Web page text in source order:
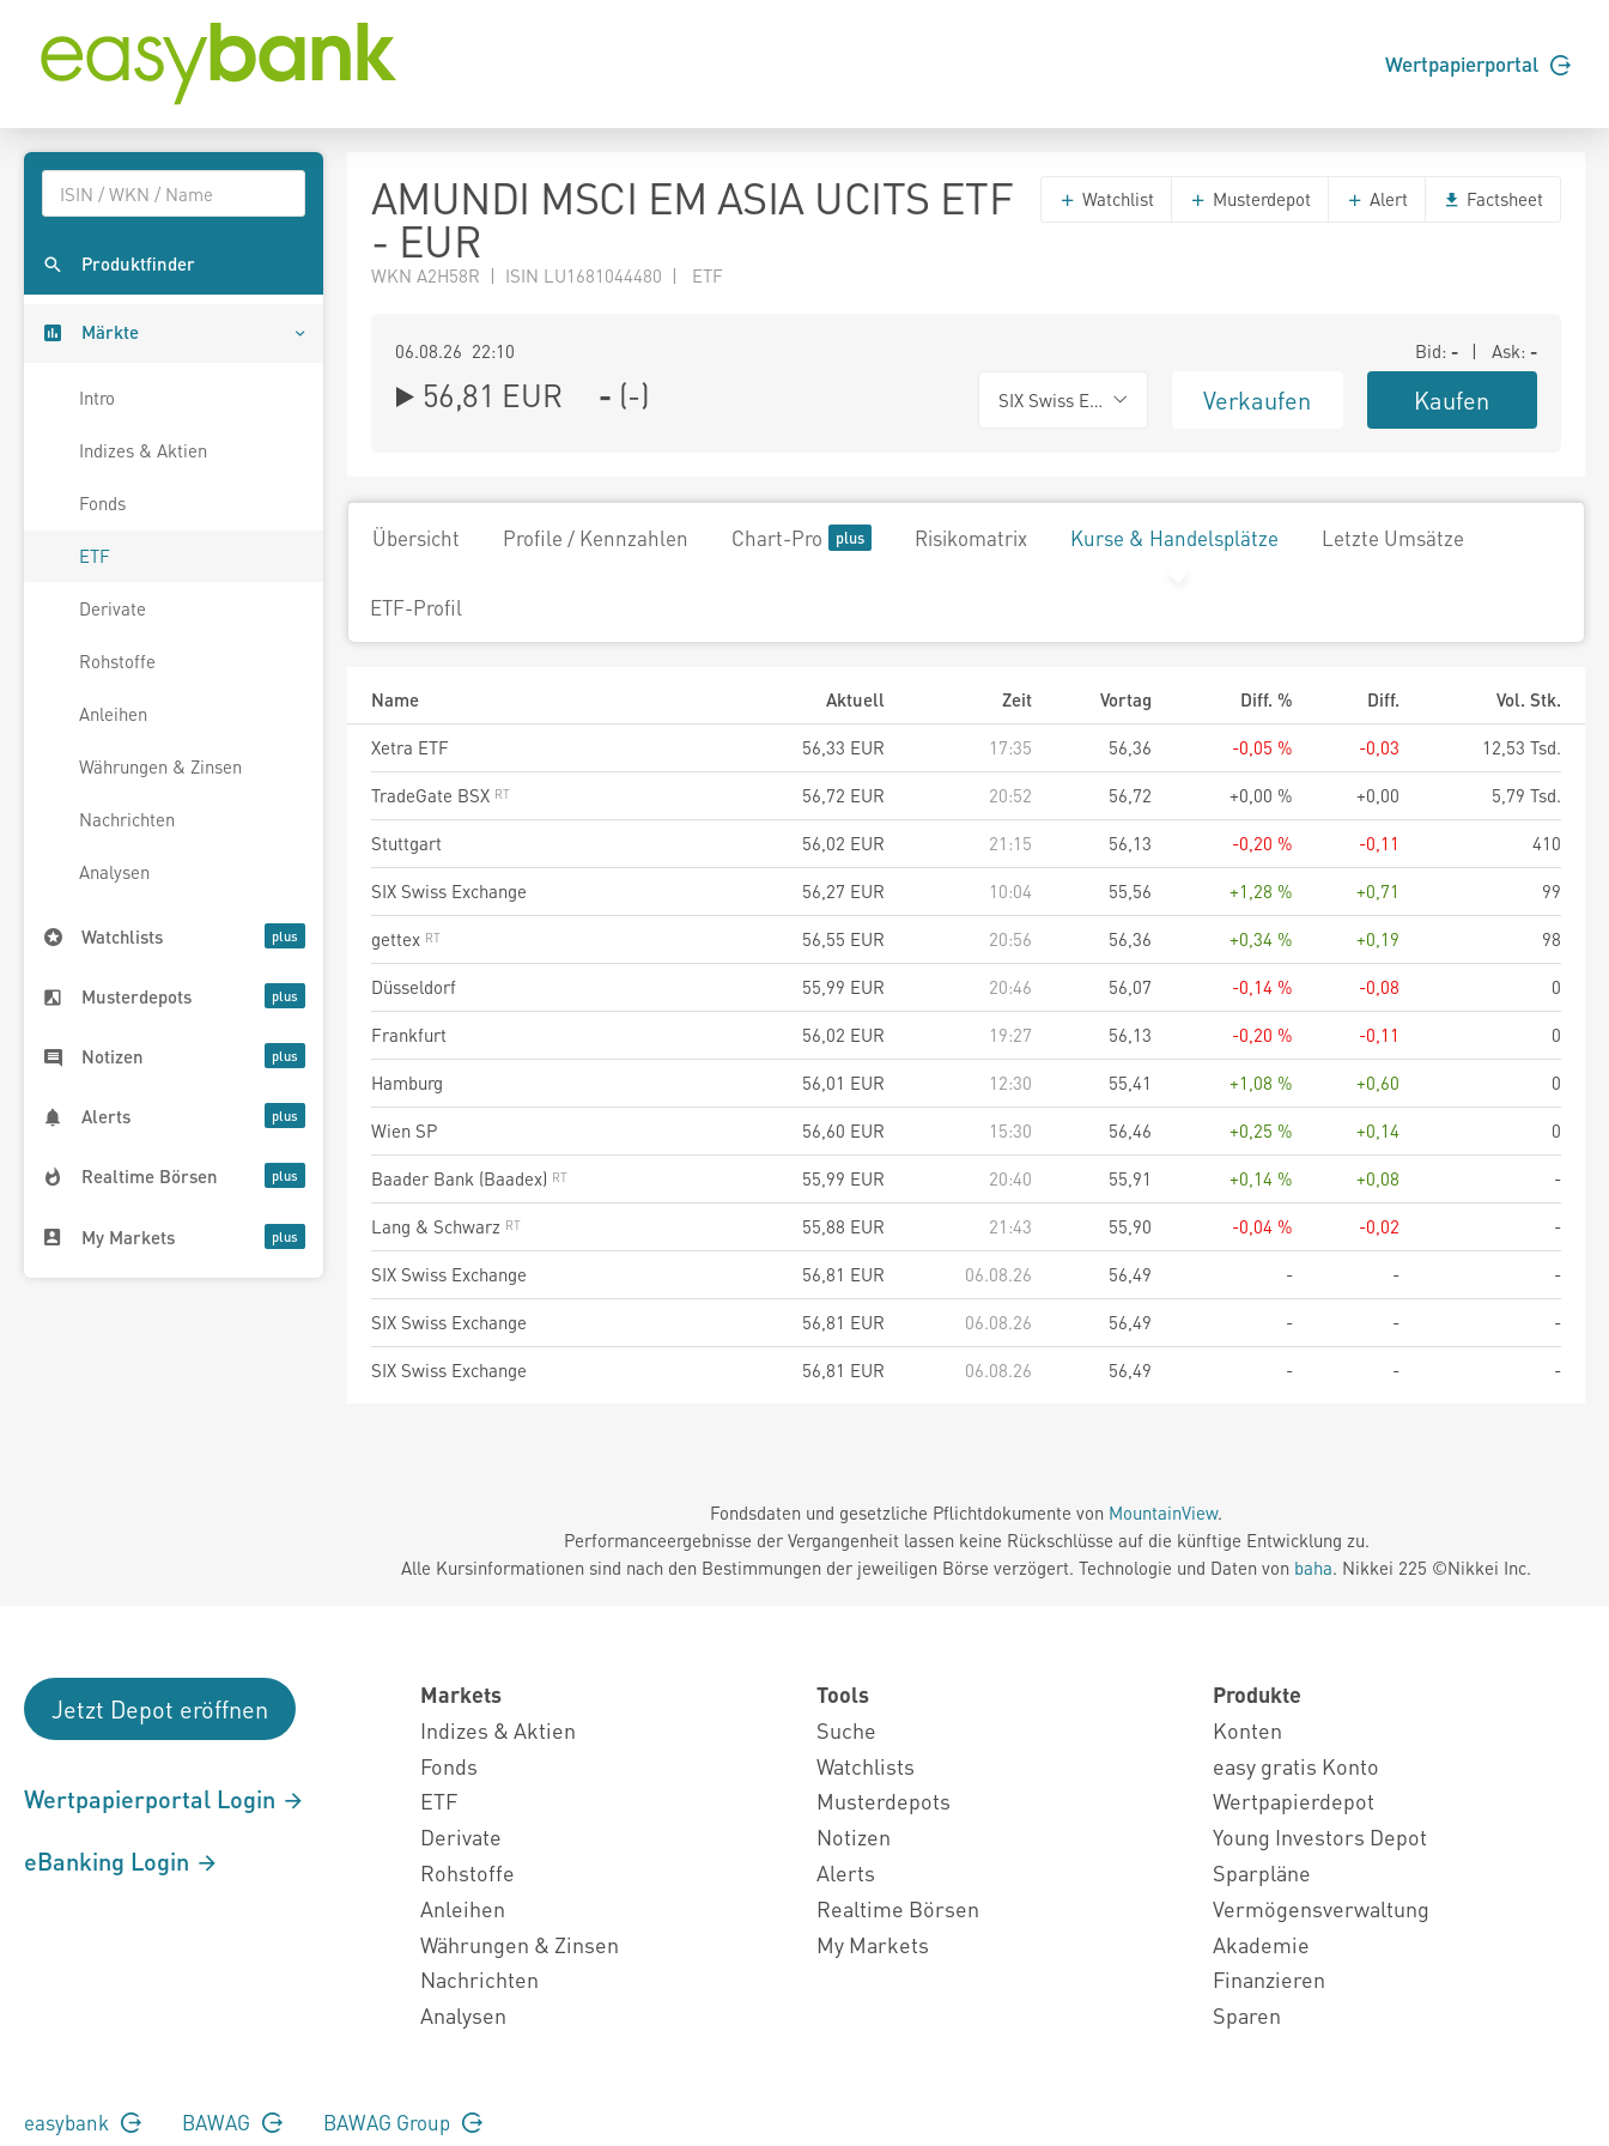
Wertpapierportal
Produktfinder
Märkte
Intro
Indizes & Aktien
Fonds
ETF
Derivate
Rohstoffe
Anleihen
Währungen & Zinsen
Nachrichten
Analysen
Watchlists
Musterdepots
Notizen
Alerts
Realtime Börsen
My Markets
AMUNDI MSCI EM ASIA UCITS ETF
- EUR
WKN A2H58R | ISIN LU1681044480 | ETF
Watchlist Musterdepot Alert Factsheet
06.08.26 22:10 Bid: - | Ask: -
56,81 EUR - (-) SIX Swiss Exchange Verkaufen Kaufen
Übersicht Profile / Kennzahlen Chart-Pro Risikomatrix Kurse & Handelsplätze Letzte Umsätze
ETF-Profil
Name Aktuell Zeit Vortag Diff. % Diff.
Vol. Stk.
Xetra ETF
56,33 EUR 17:35 56,36 -0,05 % -0,03
12,53 Tsd.
TradeGate BSX
56,72 EUR 20:52 56,72 +0,00 % +0,00
5,79 Tsd.
Stuttgart
56,02 EUR 21:15 56,13 -0,20 % -0,11
410
SIX Swiss Exchange
56,27 EUR 10:04 55,56 +1,28 % +0,71
99
gettex
56,55 EUR 20:56 56,36 +0,34 % +0,19
98
Düsseldorf
55,99 EUR 20:46 56,07 -0,14 % -0,08
0
Frankfurt
56,02 EUR 19:27 56,13 -0,20 % -0,11
0
Hamburg
56,01 EUR 12:30 55,41 +1,08 % +0,60
0
Wien SP
56,60 EUR 15:30 56,46 +0,25 % +0,14
0
Baader Bank (Baadex)
55,99 EUR 20:40 55,91 +0,14 % +0,08
-
Lang & Schwarz
55,88 EUR 21:43 55,90 -0,04 % -0,02
-
SIX Swiss Exchange
56,81 EUR 06.08.26 56,49 - -
-
SIX Swiss Exchange
56,81 EUR 06.08.26 56,49 - -
-
SIX Swiss Exchange
56,81 EUR 06.08.26 56,49 - - -
Fondsdaten und gesetzliche Pflichtdokumente von MountainView.
Performanceergebnisse der Vergangenheit lassen keine Rückschlüsse auf die künftige Entwicklung zu.
Alle Kursinformationen sind nach den Bestimmungen der jeweiligen Börse verzögert. Technologie und Daten von baha. Nikkei 225 ©Nikkei Inc.
Jetzt Depot eröffnen
Wertpapierportal Login
eBanking Login
Markets
Indizes & Aktien
Fonds
ETF
Derivate
Rohstoffe
Anleihen
Währungen & Zinsen
Nachrichten
Analysen
Tools
Suche
Watchlists
Musterdepots
Notizen
Alerts
Realtime Börsen
My Markets
Produkte
Konten
easy gratis Konto
Wertpapierdepot
Young Investors Depot
Sparpläne
Vermögensverwaltung
Akademie
Finanzieren
Sparen
easybank BAWAG BAWAG Group